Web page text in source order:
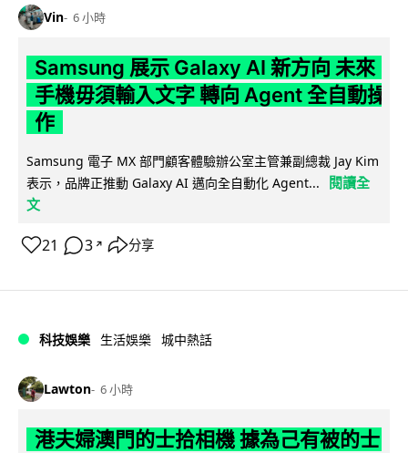
Vin 6 小時
Samsung 展示 Galaxy AI 新方向 未來
手機毋須輸入文字 轉向 Agent 全自動操
作
Samsung 電子 MX 部門顧客體驗辦公室主管兼副總裁 Jay Kim
表示，品牌正推動 Galaxy AI 邁向全自動化 Agent...
閱讀全
文
21 3 ↗ 分享
科技娛樂 生活娛樂 城中熱話
Lawton 6 小時
港夫婦澳門的士拾相機 據為己有被的士